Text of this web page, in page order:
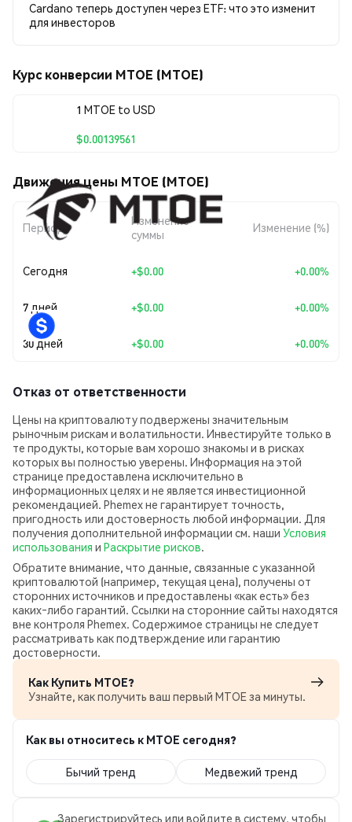
Cardano теперь доступен через ETF: что это изменит
для инвесторов
Курс конверсии MTOE (MTOE)
1 MTOE to USD
$0.00139561
Движения цены MTOE (MTOE)
Период
Изменение
суммы
Изменение (%)
Сегодня +$0.00 +0.00%
7 дней +$0.00 +0.00%
30 дней +$0.00 +0.00%
Отказ от ответственности
Цены на криптовалюту подвержены значительным
рыночным рискам и волатильности. Инвестируйте только в
те продукты, которые вам хорошо знакомы и в рисках
которых вы полностью уверены. Информация на этой
странице предоставлена исключительно в
информационных целях и не является инвестиционной
рекомендацией. Phemex не гарантирует точность,
пригодность или достоверность любой информации. Для
получения дополнительной информации см. наши Условия
использования и Раскрытие рисков.
Обратите внимание, что данные, связанные с указанной
криптовалютой (например, текущая цена), получены от
сторонних источников и предоставлены «как есть» без
каких‑либо гарантий. Ссылки на сторонние сайты находятся
вне контроля Phemex. Содержимое страницы не следует
рассматривать как подтверждение или гарантию
достоверности.
Как Купить MTOE?
Узнайте, как получить ваш первый MTOE за минуты.
Как вы относитесь к MTOE сегодня?
Бычий тренд Медвежий тренд
Зарегистрируйтесь или войдите в систему, чтобы